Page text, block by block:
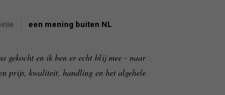
een mening buiten NL
gekocht en ik ben er echt blij mee - naar
prijs, kwaliteit, handling en het algehele